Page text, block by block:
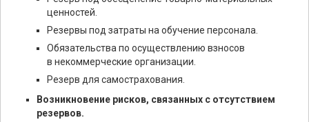
ценностей.
Резервы под затраты на обучение персонала.
Обязательства по осуществлению взносов
в некоммерческие организации.
Резерв для самострахования.
Возникновение рисков, связанных с отсутствием
резервов.